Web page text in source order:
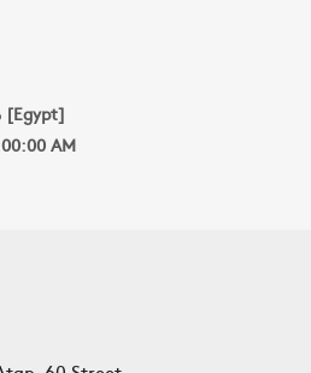
دار النهضة العربية [Egypt]
AM